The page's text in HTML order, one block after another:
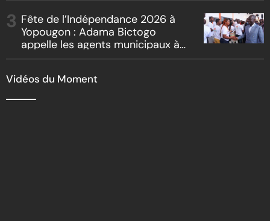
reboisement
Fête de l’Indépendance 2026 à
Yopougon : Adama Bictogo
appelle les agents municipaux à
Vidéos du Moment